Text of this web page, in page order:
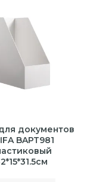
документов
BAPT981